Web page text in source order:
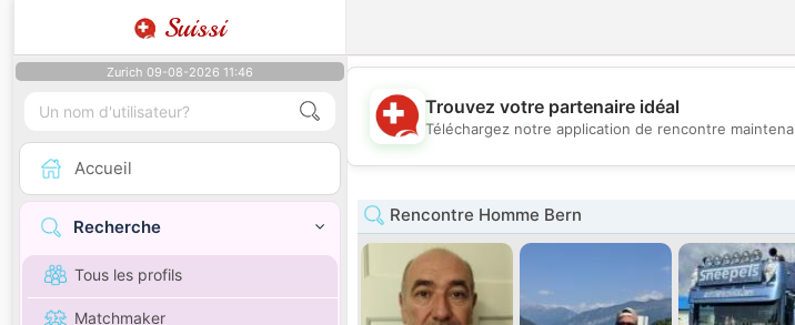
Suissi
Zurich 09-08-2026 11:46
Accueil
Recherche
Tous les profils
Matchmaker
💖
Trouvez votre partenaire idéal
Téléchargez notre application de rencontre
Rencontre Homme Bern